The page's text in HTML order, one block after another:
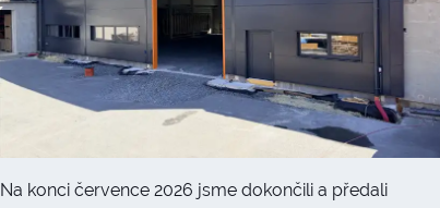
Na konci července 2026 jsme dokončili a předali